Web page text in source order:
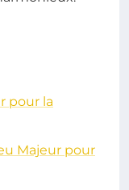
pour la
Majeur pour